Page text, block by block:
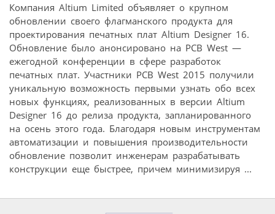
Компания Altium Limited объявляет о крупном
обновлении своего флагманского продукта для
проектирования печатных плат Altium Designer 16.
Обновление было анонсировано на PCB West —
ежегодной конференции в сфере разработок
печатных плат. Участники PCB West 2015 получили
уникальную возможность первыми узнать обо всех
новых функциях, реализованных в версии Altium
Designer 16 до релиза продукта, запланированного
на осень этого года. Благодаря новым инструментам
автоматизации и повышения производительности
обновление позволит инженерам разрабатывать
конструкции еще быстрее, причем минимизируя ...